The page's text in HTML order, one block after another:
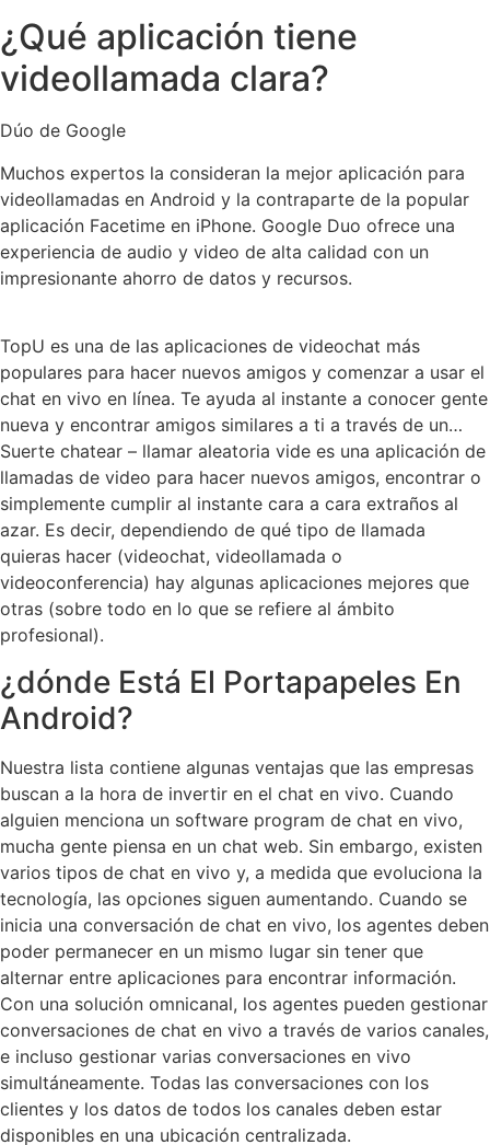
¿Qué aplicación tiene
videollamada clara?
Dúo de Google
Muchos expertos la consideran la mejor aplicación para
videollamadas en Android y la contraparte de la popular
aplicación Facetime en iPhone. Google Duo ofrece una
experiencia de audio y video de alta calidad con un
impresionante ahorro de datos y recursos.
TopU es una de las aplicaciones de videochat más
populares para hacer nuevos amigos y comenzar a usar el
chat en vivo en línea. Te ayuda al instante a conocer gente
nueva y encontrar amigos similares a ti a través de un…
Suerte chatear – llamar aleatoria vide es una aplicación de
llamadas de video para hacer nuevos amigos, encontrar o
simplemente cumplir al instante cara a cara extraños al
azar. Es decir, dependiendo de qué tipo de llamada
quieras hacer (videochat, videollamada o
videoconferencia) hay algunas aplicaciones mejores que
otras (sobre todo en lo que se refiere al ámbito
profesional).
¿dónde Está El Portapapeles En
Android?
Nuestra lista contiene algunas ventajas que las empresas
buscan a la hora de invertir en el chat en vivo. Cuando
alguien menciona un software program de chat en vivo,
mucha gente piensa en un chat web. Sin embargo, existen
varios tipos de chat en vivo y, a medida que evoluciona la
tecnología, las opciones siguen aumentando. Cuando se
inicia una conversación de chat en vivo, los agentes deben
poder permanecer en un mismo lugar sin tener que
alternar entre aplicaciones para encontrar información.
Con una solución omnicanal, los agentes pueden gestionar
conversaciones de chat en vivo a través de varios canales,
e incluso gestionar varias conversaciones en vivo
simultáneamente. Todas las conversaciones con los
clientes y los datos de todos los canales deben estar
disponibles en una ubicación centralizada.